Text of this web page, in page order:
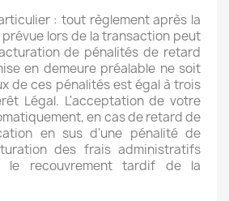
: tout règlement après la
lors de la transaction peut
de pénalités de retard
en demeure préalable ne soit
de ces pénalités est égal à trois
Légal. L'acceptation de votre
en cas de retard de
en sus d'une pénalité de
des frais administratifs
le recouvrement tardif de la